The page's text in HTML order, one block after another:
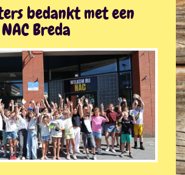
bedankt met een
Breda